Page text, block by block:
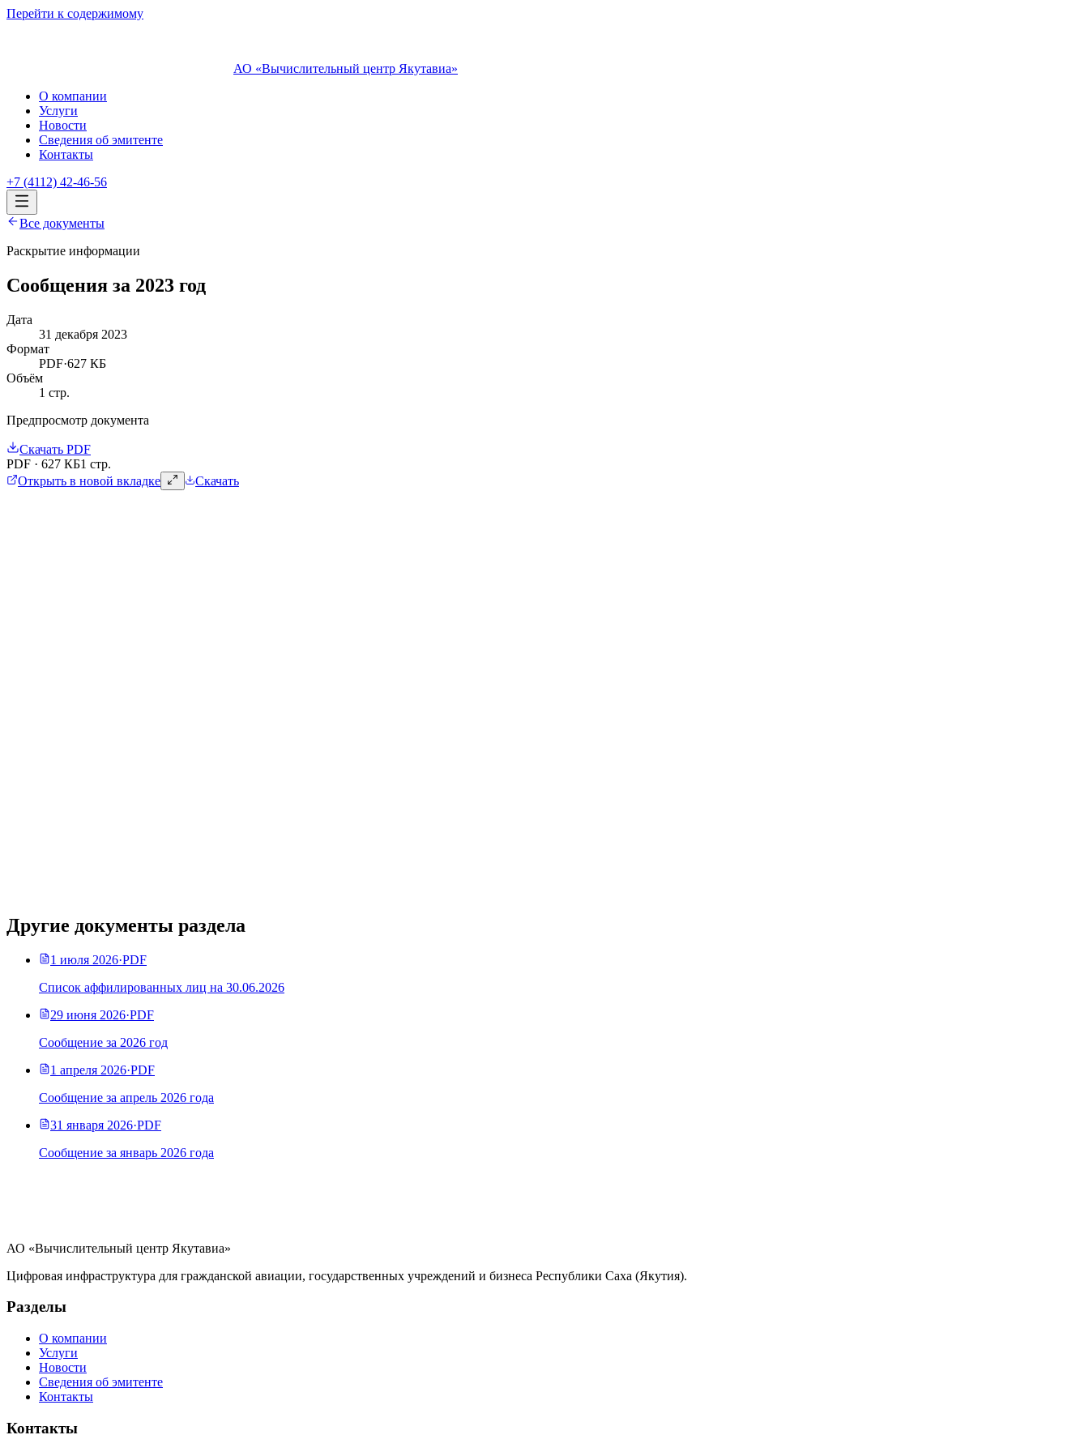
Перейти к содержимому
АО «Вычислительный центр Якутавиа»
О компании
Услуги
Новости
Сведения об эмитенте
Контакты
+7 (4112) 42-46-56
Все документы
Раскрытие информации
Сообщения за 2023 год
Дата
31 декабря 2023
Формат
PDF·627 КБ
Объём
1 стр.
Предпросмотр документа
Скачать PDF
PDF · 627 КБ1 стр.
Открыть в новой вкладке
Скачать
Другие документы раздела
1 июля 2026·PDF
Список аффилированных лиц на 30.06.2026
29 июня 2026·PDF
Сообщение за 2026 год
1 апреля 2026·PDF
Сообщение за апрель 2026 года
31 января 2026·PDF
Сообщение за январь 2026 года
АО «Вычислительный центр Якутавиа»
Цифровая инфраструктура для гражданской авиации, государственных учреждений и бизнеса Республики Саха (Якутия).
Разделы
О компании
Услуги
Новости
Сведения об эмитенте
Контакты
Контакты